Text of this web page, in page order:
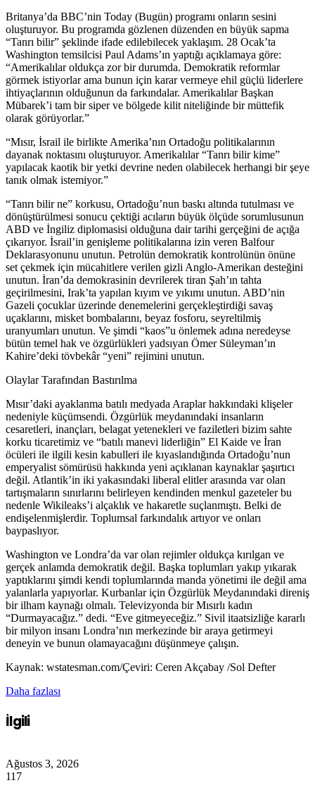
Britanya’da BBC’nin Today (Bugün) programı onların sesini
oluşturuyor. Bu programda gözlenen düzenden en büyük sapma
“Tanrı bilir” şeklinde ifade edilebilecek yaklaşım. 28 Ocak’ta
Washington temsilcisi Paul Adams’ın yaptığı açıklamaya göre:
“Amerikalılar oldukça zor bir durumda. Demokratik reformlar
görmek istiyorlar ama bunun için karar vermeye ehil güçlü liderlere
ihtiyaçlarının olduğunun da farkındalar. Amerikalılar Başkan
Mübarek’i tam bir siper ve bölgede kilit niteliğinde bir müttefik
olarak görüyorlar.”
“Mısır, İsrail ile birlikte Amerika’nın Ortadoğu politikalarının
dayanak noktasını oluşturuyor. Amerikalılar “Tanrı bilir kime”
yapılacak kaotik bir yetki devrine neden olabilecek herhangi bir şeye
tanık olmak istemiyor.”
“Tanrı bilir ne” korkusu, Ortadoğu’nun baskı altında tutulması ve
dönüştürülmesi sonucu çektiği acıların büyük ölçüde sorumlusunun
ABD ve İngiliz diplomasisi olduğuna dair tarihi gerçeğini de açığa
çıkarıyor. İsrail’in genişleme politikalarına izin veren Balfour
Deklarasyonunu unutun. Petrolün demokratik kontrolünün önüne
set çekmek için mücahitlere verilen gizli Anglo-Amerikan desteğini
unutun. İran’da demokrasinin devrilerek tiran Şah’ın tahta
geçirilmesini, Irak’ta yapılan kıyım ve yıkımı unutun. ABD’nin
Gazeli çocuklar üzerinde denemelerini gerçekleştirdiği savaş
uçaklarını, misket bombalarını, beyaz fosforu, seyreltilmiş
uranyumları unutun. Ve şimdi “kaos”u önlemek adına neredeyse
bütün temel hak ve özgürlükleri yadsıyan Ömer Süleyman’ın
Kahire’deki tövbekâr “yeni” rejimini unutun.
Olaylar Tarafından Bastırılma
Mısır’daki ayaklanma batılı medyada Araplar hakkındaki klişeler
nedeniyle küçümsendi. Özgürlük meydanındaki insanların
cesaretleri, inançları, belagat yetenekleri ve faziletleri bizim sahte
korku ticaretimiz ve “batılı manevi liderliğin” El Kaide ve İran
öcüleri ile ilgili kesin kabulleri ile kıyaslandığında Ortadoğu’nun
emperyalist sömürüsü hakkında yeni açıklanan kaynaklar şaşırtıcı
değil. Atlantik’in iki yakasındaki liberal elitler arasında var olan
tartışmaların sınırlarını belirleyen kendinden menkul gazeteler bu
nedenle Wikileaks’i alçaklık ve hakaretle suçlanmıştı. Belki de
endişelenmişlerdir. Toplumsal farkındalık artıyor ve onları
baypaslıyor.
Washington ve Londra’da var olan rejimler oldukça kırılgan ve
gerçek anlamda demokratik değil. Başka toplumları yakıp yıkarak
yaptıklarını şimdi kendi toplumlarında manda yönetimi ile değil ama
yalanlarla yapıyorlar. Kurbanlar için Özgürlük Meydanındaki direniş
bir ilham kaynağı olmalı. Televizyonda bir Mısırlı kadın
“Durmayacağız.” dedi. “Eve gitmeyeceğiz.” Sivil itaatsizliğe kararlı
bir milyon insanı Londra’nın merkezinde bir araya getirmeyi
deneyin ve bunun olamayacağını düşünmeye çalışın.
Kaynak: wstatesman.com/Çeviri: Ceren Akçabay /Sol Defter
Daha fazlası
İlgili
Ağustos 3, 2026
117